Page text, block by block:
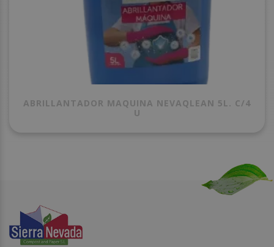
ABRILLANTADOR MAQUINA NEVAQLEAN 5L. C/4
U